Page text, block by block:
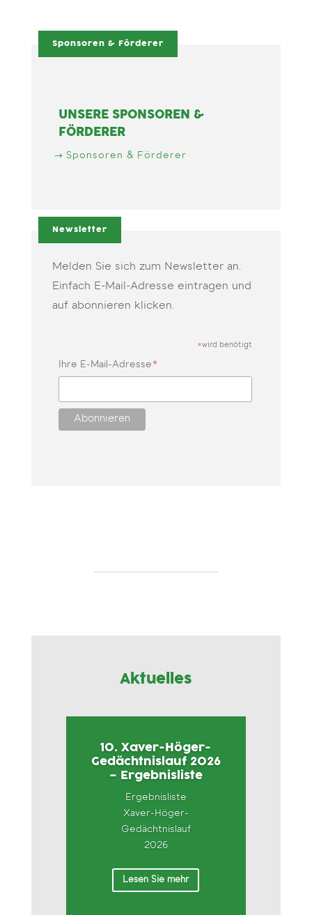
Sponsoren & Förderer
UNSERE SPONSOREN &
FÖRDERER
Sponsoren & Förderer
Newsletter
Melden Sie sich zum Newsletter an.
Einfach E-Mail-Adresse eintragen und
auf abonnieren klicken.
*wird benötigt
Ihre E-Mail-Adresse*
Aktuelles
10. Xaver-Höger-
Gedächtnislauf 2026
– Ergebnisliste
Ergebnisliste
Xaver-Höger-
Gedächtnislauf
2026
Lesen Sie mehr